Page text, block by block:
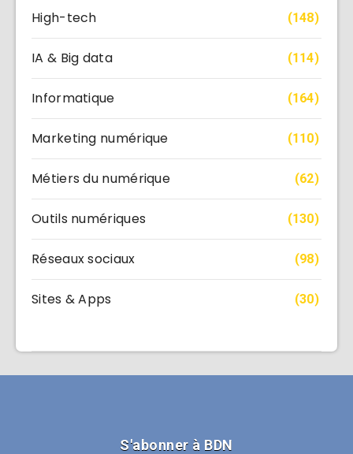
High-tech (148)
IA & Big data (114)
Informatique (164)
Marketing numérique (110)
Métiers du numérique (62)
Outils numériques (130)
Réseaux sociaux (98)
Sites & Apps (30)
S'abonner à BDN